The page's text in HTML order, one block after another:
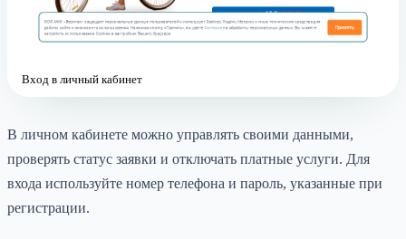
Вход в личный кабинет
В личном кабинете можно управлять своими данными,
проверять статус заявки и отключать платные услуги. Для
входа используйте номер телефона и пароль, указанные при
регистрации.